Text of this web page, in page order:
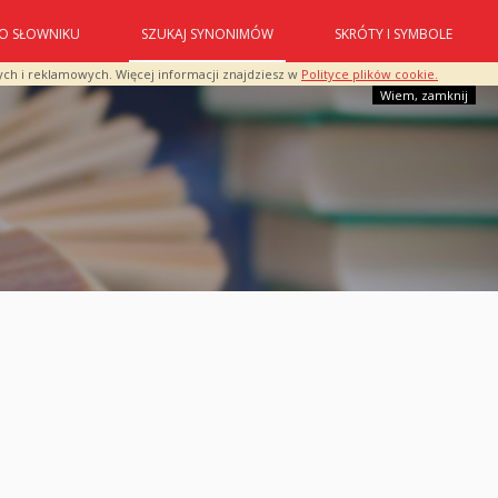
i reklamowych. Więcej informacji znajdziesz w Polityce plików cookie.
Wiem, zamknij
O SŁOWNIKU SZUKAJ SYNONIMÓW SKRÓTY I SYMBOLE